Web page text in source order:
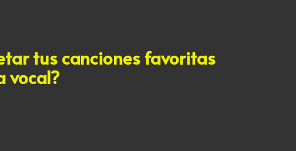
tus canciones favoritas
vocal?